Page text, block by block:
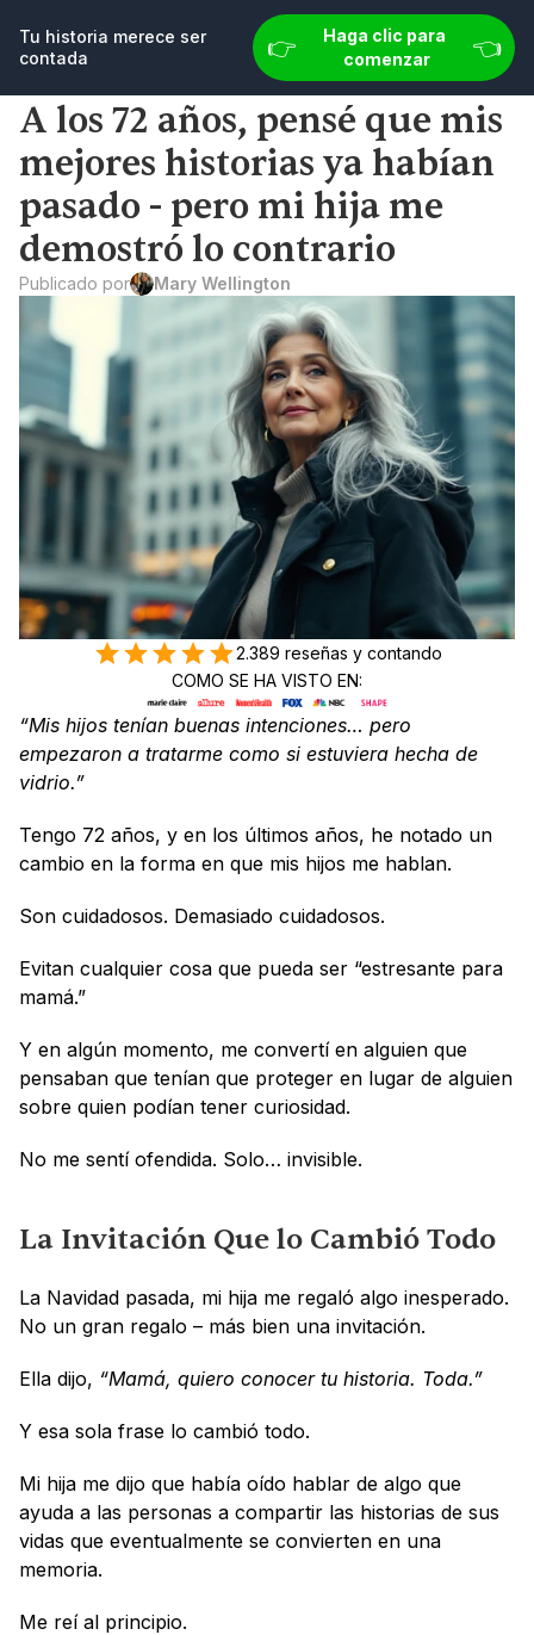
historia merece ser contada 👉 Haga clic para comenzar 👈
Tu historia merece ser
contada
👉
Haga clic para
comenzar
👈
A los 72 años, pensé que mis
mejores historias ya habían
pasado - pero mi hija me
demostró lo contrario
Publicado por Mary Wellington
2.389 reseñas y contando
COMO SE HA VISTO EN:
“Mis hijos tenían buenas intenciones… pero
empezaron a tratarme como si estuviera hecha de
vidrio.”
Tengo 72 años, y en los últimos años, he notado un
cambio en la forma en que mis hijos me hablan.
Son cuidadosos. Demasiado cuidadosos.
Evitan cualquier cosa que pueda ser “estresante para
mamá.”
Y en algún momento, me convertí en alguien que
pensaban que tenían que proteger en lugar de alguien
sobre quien podían tener curiosidad.
No me sentí ofendida. Solo… invisible.
La Invitación Que lo Cambió Todo
La Navidad pasada, mi hija me regaló algo inesperado.
No un gran regalo – más bien una invitación.
Ella dijo, “Mamá, quiero conocer tu historia. Toda.”
Y esa sola frase lo cambió todo.
Mi hija me dijo que había oído hablar de algo que
ayuda a las personas a compartir las historias de sus
vidas que eventualmente se convierten en una
memoria.
Me reí al principio.